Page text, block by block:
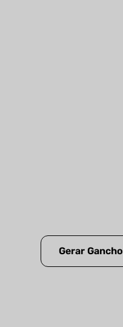
Gerar